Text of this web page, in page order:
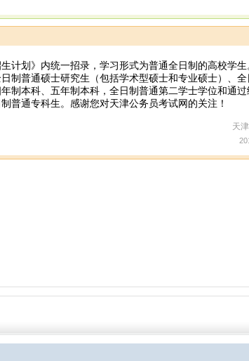
计划》内统一招录，学习形式为普通全日制的高校学
制普通硕士研究生（包括学术型硕士和专业硕士）、
制本科、五年制本科，全日制普通第二学士学位和通
普通专科生。感谢您对天津公务员考试网的关注！
天